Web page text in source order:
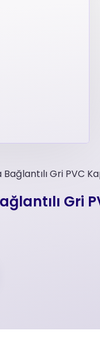
Gri PVC
Gri